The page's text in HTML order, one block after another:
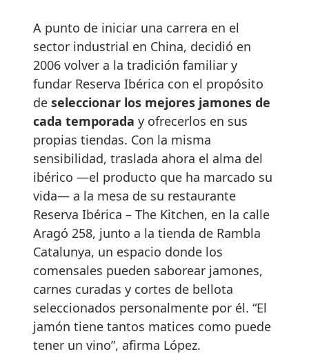
A punto de iniciar una carrera en el
sector industrial en China, decidió en
2006 volver a la tradición familiar y
fundar Reserva Ibérica con el propósito
de seleccionar los mejores jamones de
cada temporada y ofrecerlos en sus
propias tiendas. Con la misma
sensibilidad, traslada ahora el alma del
ibérico —el producto que ha marcado su
vida— a la mesa de su restaurante
Reserva Ibérica – The Kitchen, en la calle
Aragó 258, junto a la tienda de Rambla
Catalunya, un espacio donde los
comensales pueden saborear jamones,
carnes curadas y cortes de bellota
seleccionados personalmente por él. “El
jamón tiene tantos matices como puede
tener un vino”, afirma López.